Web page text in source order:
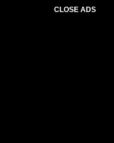
CLOSE ADS